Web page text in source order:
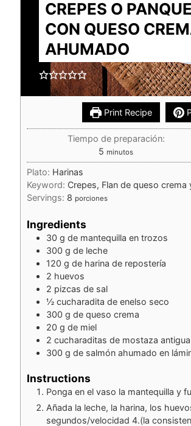
CREPES O
CON QUESO
AHUMADO
Print Recipe
Tiempo de preparación:
5 minutos
Plato: Harinas
Keyword: Crepes, Flan de queso
Servings: 8 porciones
Ingredients
30 g de mantequilla en trozos
300 g de leche
120 g de harina de repostería
2 huevos
2 pizcas de sal
½ cucharadita de enelso seco
300 g de queso crema
20 g de miel
2 cucharaditas de mostaza antigua
300 g de salmón ahumado en
Instructions
Ponga en el vaso la mantequilla y
Añada la leche, la harina, los
segundos/velocidad 4.(la